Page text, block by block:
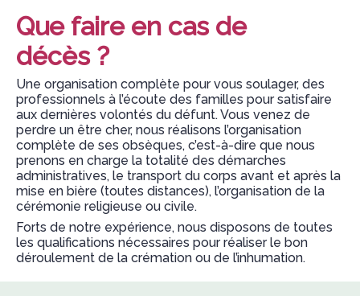
Que faire en cas de
décès ?
Une organisation complète pour vous soulager, des
professionnels à l’écoute des familles pour satisfaire
aux dernières volontés du défunt. Vous venez de
perdre un être cher, nous réalisons l’organisation
complète de ses obsèques, c’est-à-dire que nous
prenons en charge la totalité des démarches
administratives, le transport du corps avant et après la
mise en bière (toutes distances), l’organisation de la
cérémonie religieuse ou civile.
Forts de notre expérience, nous disposons de toutes
les qualifications nécessaires pour réaliser le bon
déroulement de la crémation ou de l’inhumation.